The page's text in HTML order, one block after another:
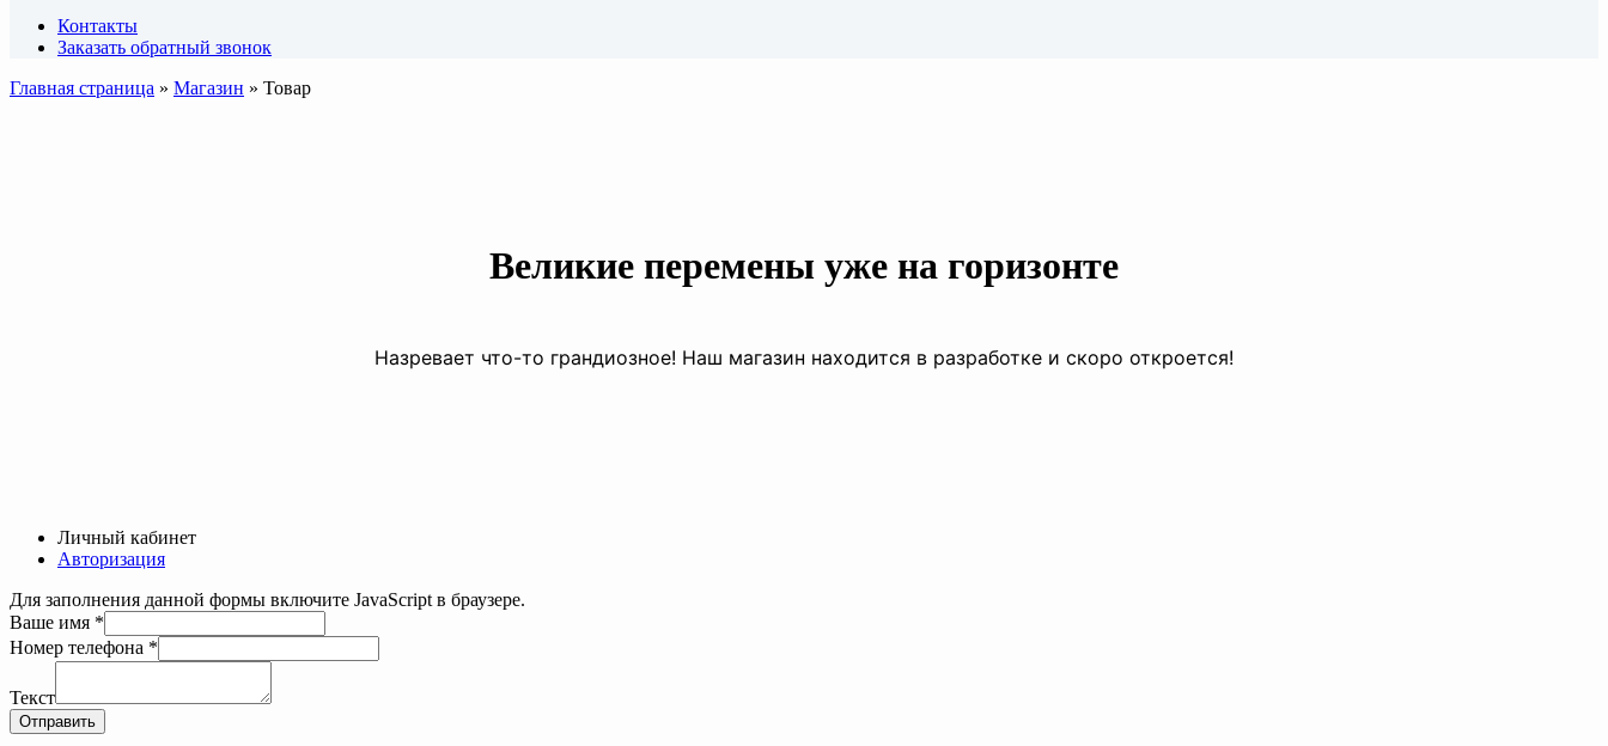
Контакты
Заказать обратный звонок
Главная страница » Магазин » Товар
Великие перемены уже на горизонте
Назревает что-то грандиозное! Наш магазин находится в разработке и скоро откроется!
Личный кабинет
Авторизация
Для заполнения данной формы включите JavaScript в браузере.
Ваше имя *
Номер телефона *
имя
телефона
Текст
Отправить